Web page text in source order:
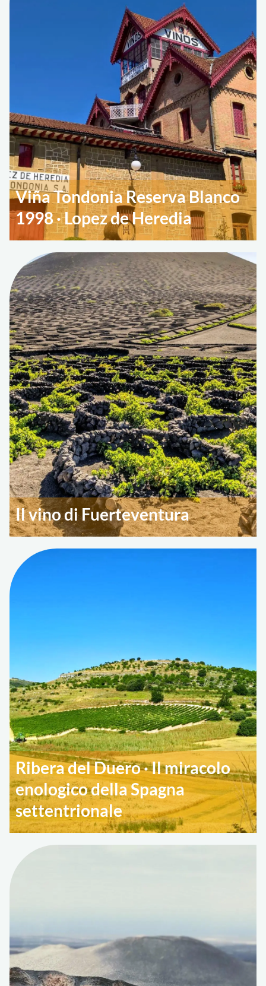
Viña Tondonia Reserva Blanco
1998 · Lopez de Heredia
Il vino di Fuerteventura
Ribera del Duero · Il miracolo
enologico della Spagna
settentrionale